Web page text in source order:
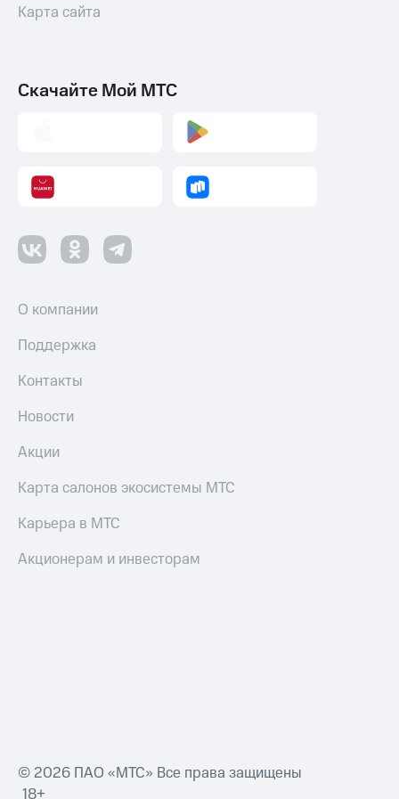
Карта сайта
Скачайте Мой МТС
О компании
Поддержка
Контакты
Новости
Акции
Карта салонов экосистемы МТС
Карьера в МТС
Акционерам и инвесторам
© 2026 ПАО «МТС» Все права защищены